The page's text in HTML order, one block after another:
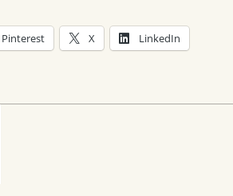
Pinterest X LinkedIn